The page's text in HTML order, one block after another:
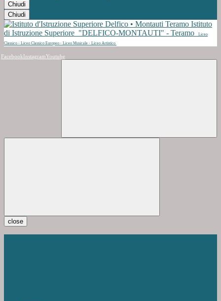
Chiudi
Chiudi
Istituto
di Istruzione Superiore "DELFICO-MONTAUTI" - Teramo
Liceo
Classico - Liceo Classico Europeo - Liceo Musicale - Liceo Artistico
Facebook InstagramYoutube
close